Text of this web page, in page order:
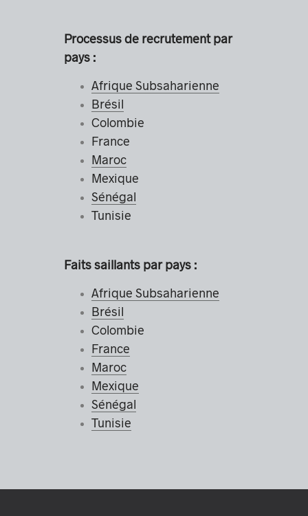
Processus de recrutement par
pays :
Afrique Subsaharienne
Brésil
Colombie
France
Maroc
Mexique
Sénégal
Tunisie
Faits saillants par pays :
Afrique Subsaharienne
Brésil
Colombie
France
Maroc
Mexique
Sénégal
Tunisie